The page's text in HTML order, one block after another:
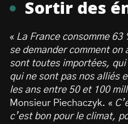
Sortir des
« La France consomme
se demander comment on
sont toutes importées,
qui ne sont pas nos alliés
les ans entre 50 et 100
Monsieur Piechaczyk. «
c’est bon pour le climat,